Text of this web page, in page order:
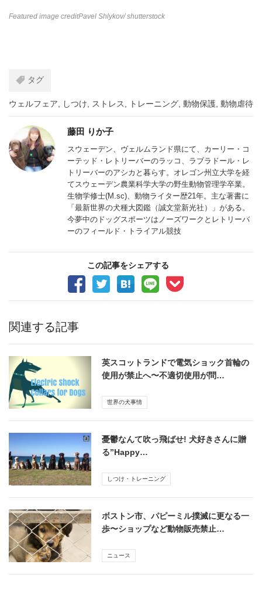
Featured image creditPavel Shlykov/ shutterstock
タグ
ウェルフェア しつけ ストレス トレーニング 動物保護 動物虐待
藤田 りか子
スウェーデン、ヴェルムランド県にて、カーリー・コ
ーテッド・レトリーバーのラッコ、ラブラドール・レ
トリーバーのアシカと暮らす。オレゴン州立大学を経
てスウェーデン農業科学大学の野生動物管理学卒業。
生物学修士(M.sc)、動物ライター歴21年。主な著書に
「最新世界の犬種大図鑑（誠文堂新光社）」がある。
今夢中のドッグスポーツはノーズワークとレトリーバ
ーのフィールド・トライアル競技
この記事をシェアする
関連する記事
英スコットランドで電気ショック首輪の
使用が禁止へ〜不適切使用が問…
世界の犬事情
憂鬱なんて吹っ飛ばせ! 犬好きさんに贈
る”Happy…
しつけ・トレーニング
ボストン市、パピーミル撲滅に更なる一
歩〜ショップなど動物販売禁止…
ニュース